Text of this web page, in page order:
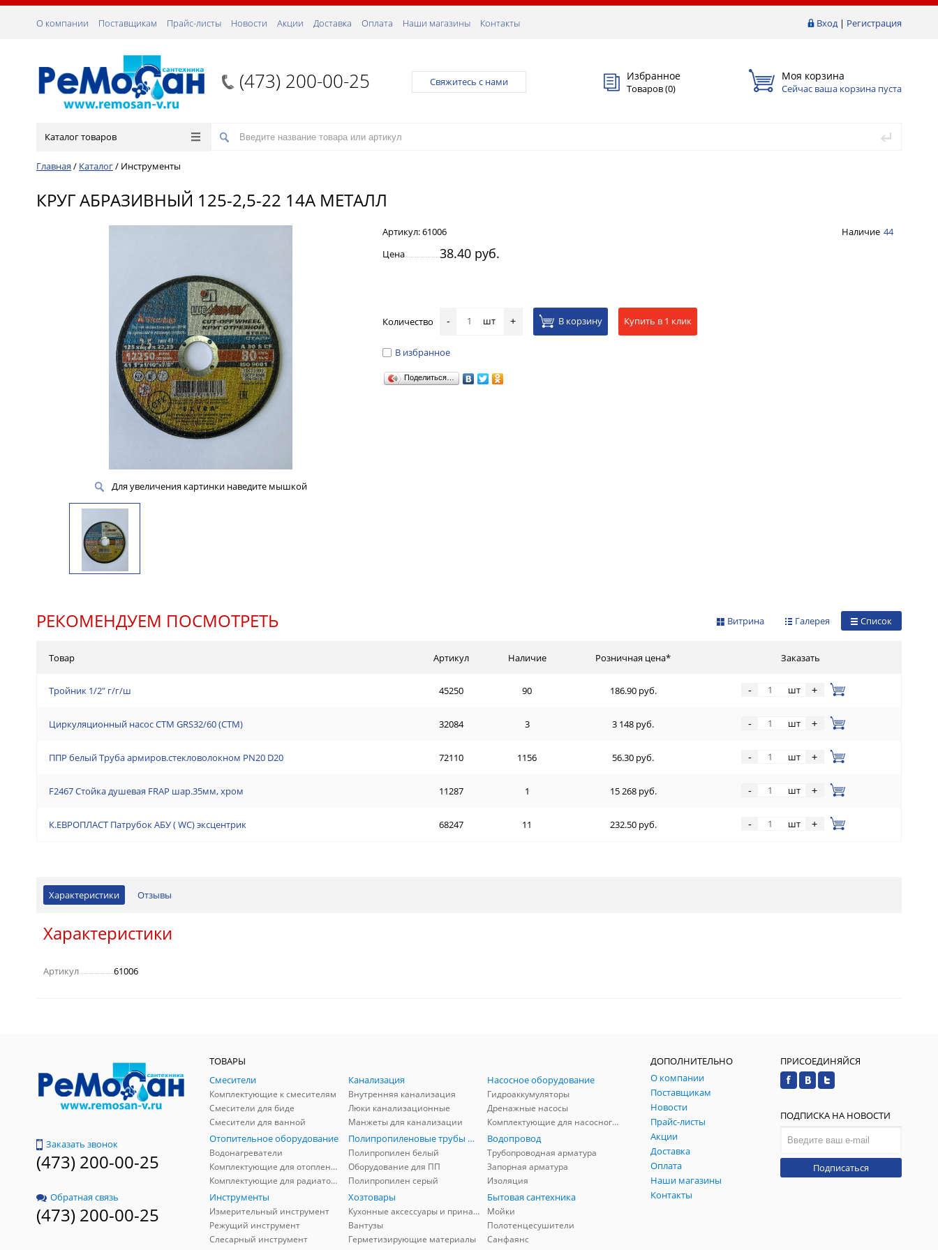
Вход| Регистрация
О компании Поставщикам Прайс-листы Новости Акции Доставка Оплата Наши магазины Контакты
(473) 200-00-25 Свяжитесь с нами Избранное
Товаров (0)
Моя корзина
Сейчас ваша корзина пуста
Каталог товаров
Главная / Каталог/ Инструменты
КРУГ АБРАЗИВНЫЙ 125-2,5-22 14А МЕТАЛЛ
Для увеличения картинки наведите мышкой
Артикул:61006 Наличие 44
Цена
38.40 руб.
Количество - шт + В корзину Купить в 1 клик
В избранное
Поделиться…
РЕКОМЕНДУЕМ ПОСМОТРЕТЬ Список
Галерея
Витрина
Товар Артикул Наличие Розничная цена* Заказать
Тройник 1/2" г/г/ш 45250 90 186.90 руб. - шт +
Циркуляционный насос СТМ GRS32/60 (СТМ) 32084 3 3 148 руб. - шт +
ППР белый Труба армиров.стекловолокном PN20 D20 72110 1156 56.30 руб. - шт +
F2467 Стойка душевая FRAP шар.35мм, хром 11287 1 15 268 руб. - шт +
К.ЕВРОПЛАСТ Патрубок АБУ ( WC) эксцентрик 68247 11 232.50 руб. - шт +
Характеристики Отзывы
Характеристики
Артикул 61006
Заказать звонок
(473) 200-00-25
Обратная связь
(473) 200-00-25
ТОВАРЫ
Смесители
Комплектующие к смесителям
Смесители для биде
Смесители для ванной
Канализация
Внутренняя канализация
Люки канализационные
Манжеты для канализации
Насосное оборудование
Гидроаккумуляторы
Дренажные насосы
Комплектующие для насосного оборудования
Отопительное оборудование
Водонагреватели
Комплектующие для отопления
Комплектующие для радиаторов
Полипропиленовые трубы и фитинги
Полипропилен белый
Оборудование для ПП
Полипропилен серый
Водопровод
Трубопроводная арматура
Запорная арматура
Изоляция
Инструменты
Измерительный инструмент
Режущий инструмент
Слесарный инструмент
Хозтовары
Кухонные аксессуары и принадлежности
Вантузы
Герметизирующие материалы
Бытовая сантехника
Мойки
Полотенцесушители
Санфаянс
ДОПОЛНИТЕЛЬНО
О компании
Поставщикам
Новости
Прайс-листы
Акции
Доставка
Оплата
Наши магазины
Контакты
ПРИСОЕДИНЯЙСЯ
ПОДПИСКА НА НОВОСТИ
Подписаться